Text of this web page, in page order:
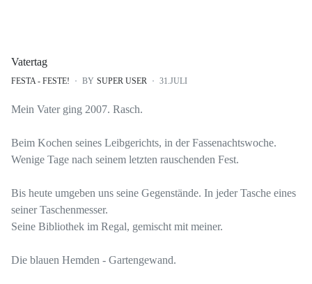
Vatertag
FESTA - FESTE! BY SUPER USER 31.JULI
Mein Vater ging 2007. Rasch.
Beim Kochen seines Leibgerichts, in der Fassenachtswoche.
Wenige Tage nach seinem letzten rauschenden Fest.
Bis heute umgeben uns seine Gegenstände. In jeder Tasche eines
seiner Taschenmesser.
Seine Bibliothek im Regal, gemischt mit meiner.
Die blauen Hemden - Gartengewand.